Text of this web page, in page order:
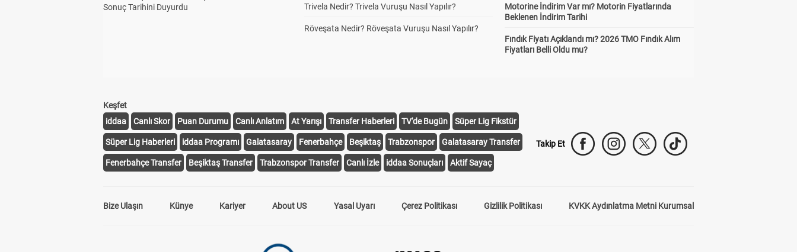
Sonuç Tarihini Duyurdu
Trivela Nedir? Trivela Vuruşu Nasıl Yapılır?
Röveşata Nedir? Röveşata Vuruşu Nasıl Yapılır?
Motorine İndirim Var mı? Motorin Fiyatlarında
Beklenen İndirim Tarihi
Fındık Fiyatı Açıklandı mı? 2026 TMO Fındık Alım
Fiyatları Belli Oldu mu?
Keşfet
iddaa
Canlı Skor Puan Durumu Canlı Anlatım At Yarışı Transfer Haberleri TV'de Bugün Süper Lig Fikstür
Süper Lig Haberleri iddaa Programı Galatasaray Fenerbahçe Beşiktaş Trabzonspor Galatasaray Transfer
Fenerbahçe Transfer Beşiktaş Transfer Trabzonspor Transfer Canlı İzle iddaa Sonuçları Aktif Sayaç
Takip Et
Bize Ulaşın Künye Kariyer About US Yasal Uyarı Çerez Politikası Gizlilik Politikası KVKK Aydınlatma Metni Kurumsal